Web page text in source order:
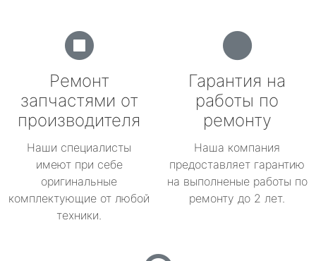
Ремонт
запчастями от
производителя
Наши специалисты
имеют при себе
оригинальные
комплектующие от любой
техники.
Гарантия на
работы по
ремонту
Наша компания
предоставляет гарантию
на выполненые работы по
ремонту до 2 лет.